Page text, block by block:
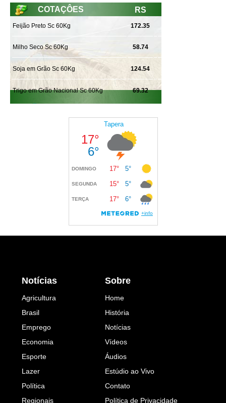
Notícias
Agricultura
Brasil
Emprego
Economia
Esporte
Lazer
Política
Regionais
Sobre
Home
História
Notícias
Vídeos
Áudios
Estúdio ao Vivo
Contato
Política de Privacidade